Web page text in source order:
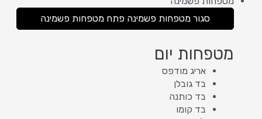
סגור מטפחות פשמינה פתח מטפחות פשמינה
מטפחות יום
אריג מודפס
בד גובלן
בד כותנה
בד קומו